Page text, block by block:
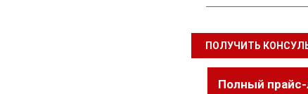
ПОЛУЧИТЬ
Полный